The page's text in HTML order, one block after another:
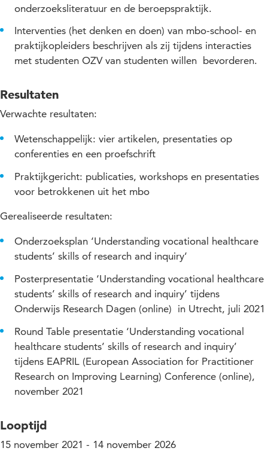
onderzoeksliteratuur en de beroepspraktijk.
Interventies (het denken en doen) van mbo-school- en
praktijkopleiders beschrijven als zij tijdens interacties
met studenten OZV van studenten willen bevorderen.
Resultaten
Verwachte resultaten:
Wetenschappelijk: vier artikelen, presentaties op
conferenties en een proefschrift
Praktijkgericht: publicaties, workshops en presentaties
voor betrokkenen uit het mbo
Gerealiseerde resultaten:
Onderzoeksplan ‘Understanding vocational healthcare
students’ skills of research and inquiry‘
Posterpresentatie ‘Understanding vocational healthcare
students’ skills of research and inquiry’ tijdens
Onderwijs Research Dagen (online) in Utrecht, juli 2021
Round Table presentatie ‘Understanding vocational
healthcare students’ skills of research and inquiry’
tijdens EAPRIL (European Association for Practitioner
Research on Improving Learning) Conference (online),
november 2021
Looptijd
15 november 2021 - 14 november 2026